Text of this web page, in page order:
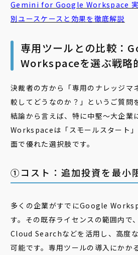
Gemini for Google Workspace 実
別ユースケースと効果を徹底解説
専用ツールとの比較：
Workspaceを選ぶ戦略
決裁者の方から「専用のナレッジマ
較してどうなのか？」というご質問
結論から言えば、特に中堅〜大企業
Workspaceは「スモールスタート
面で優れた選択肢です。
①コスト：追加投資を最小
多くの企業がすでにGoogle
す。その既存ライセンスの範囲内で
Cloud Searchなどを活用し、高度
可能です。専用ツールの導入にかか